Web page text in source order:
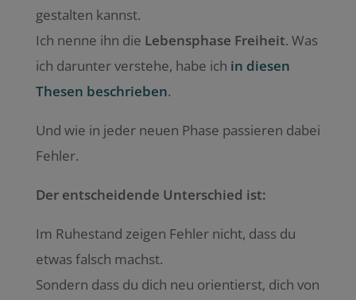
gestalten kannst.
Ich nenne ihn die Lebensphase Freiheit. Was
ich darunter verstehe, habe ich in diesen
Thesen beschrieben.
Und wie in jeder neuen Phase passieren dabei
Fehler.
Der entscheidende Unterschied ist:
Im Ruhestand zeigen Fehler nicht, dass du
etwas falsch machst.
Sondern dass du dich neu orientierst, dich von